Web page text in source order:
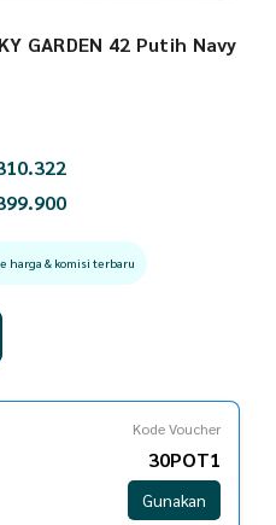
GARDEN 42 Putih Navy
harga & komisi terbaru
Kode Voucher
30POT1
Gunakan